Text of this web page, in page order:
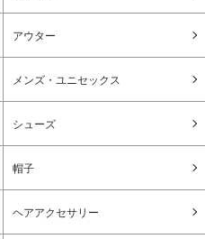
アウター
メンズ・ユニセックス
シューズ
帽子
ヘアアクセサリー